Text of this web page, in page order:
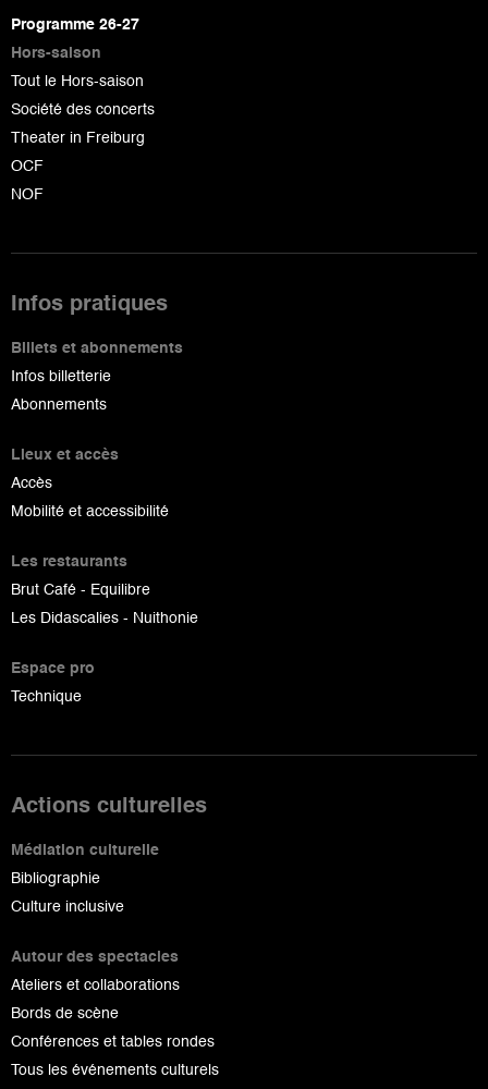
page
Programme 26-27
Hors-saison
Tout le Hors-saison
Société des concerts
Theater in Freiburg
OCF
NOF
Infos pratiques
Billets et abonnements
Infos billetterie
Abonnements
Lieux et accès
Accès
Mobilité et accessibilité
Les restaurants
Brut Café - Equilibre
Les Didascalies - Nuithonie
Espace pro
Technique
Actions culturelles
Médiation culturelle
Bibliographie
Culture inclusive
Autour des spectacles
Ateliers et collaborations
Bords de scène
Conférences et tables rondes
Tous les événements culturels